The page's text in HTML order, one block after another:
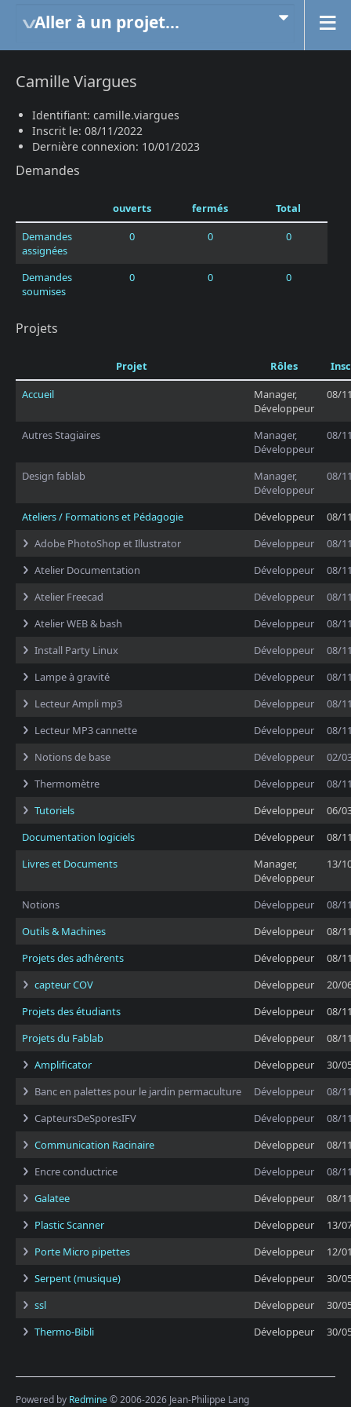
Aller à un projet...
Camille Viargues
Identifiant: camille.viargues
Inscrit le: 08/11/2022
Dernière connexion: 10/01/2023
Demandes
ouverts fermés
Total
Demandes
assignées
0 0 0
Demandes
soumises
0 0 0
Projets
Projet Rôles
Accueil
Manager,
Développeur
08/
Autres Stagiaires
Manager,
Développeur
08/
Design fablab
Manager,
Développeur
08/
Ateliers / Formations et Pédagogie Développeur
08/
Adobe PhotoShop et Illustrator
Développeur
08/
Atelier Documentation
Développeur
08/
Atelier Freecad
Développeur
08/
Atelier WEB & bash
Développeur
08/
Install Party Linux
Développeur
08/
Lampe à gravité
Développeur
08/
Lecteur Ampli mp3
Développeur
08/
Lecteur MP3 cannette
Développeur
08/
Notions de base
Développeur
02/
Thermomètre
Développeur
08/
Tutoriels
Développeur
06/
Documentation logiciels
Développeur
08/
Livres et Documents
Manager,
Développeur
13/
Notions Développeur
08/
Outils & Machines
Développeur
08/
Projets des adhérents
Développeur
08/
capteur COV
Développeur
20/
Projets des étudiants
Développeur
08/
Projets du Fablab
Développeur
08/
Amplificator
Développeur
30/
Banc en palettes pour le jardin permaculture
Développeur
08/
CapteursDeSporesIFV
Développeur
08/
Communication Racinaire
Développeur
08/
Encre conductrice
Développeur
08/
Galatee
Développeur
08/
Plastic Scanner
Développeur
13/
Porte Micro pipettes
Développeur
12/
Serpent (musique)
Développeur
30/
ssl
Développeur
30/
Thermo-Bibli
Développeur 30/
Powered by Redmine© 2006-2026 Jean-Philippe Lang